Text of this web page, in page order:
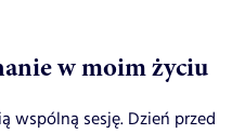
w moim życiu
wspólną sesję. Dzień przed